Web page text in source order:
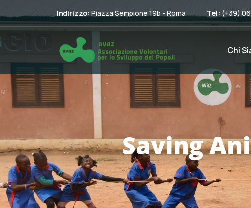
Indirizzo: Piazza Sempione 19b - Roma Tel: (+39)
Chi
Saving